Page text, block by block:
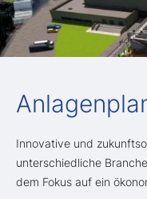
Innovative und
unterschiedliche
dem Fokus auf ein